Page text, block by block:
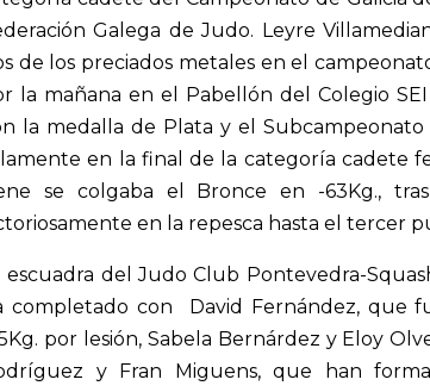
Galega de Judo. Leyre
de los preciados metales en el
la mañana en el Pabellón del Colegio
la medalla de Plata y el
en la final de la categoría cadete
se colgaba el Bronce en -63Kg.,
en la repesca hasta el tercer
escuadra del Judo Club Pontevedra-
completado con David Fernández, que
por lesión, Sabela Bernárdez y Eloy
y Fran Miguens, que han